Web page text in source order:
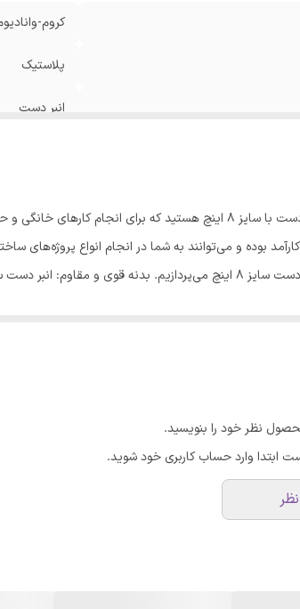
کروم-
پلاستیک
انبر دست
بوده و می‌توانند به شما در انجام انواع
که در حین استفاده از آن باعث احساس خستگی نشود.
نظر خود را بنویسید.
ابتدا وارد حساب کاربری خود شوید.